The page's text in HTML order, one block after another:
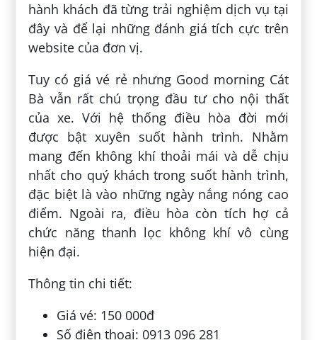
hành khách đã từng trải nghiệm dịch vụ tại
đây và để lại những đánh giá tích cực trên
website của đơn vị.
Tuy có giá vé rẻ nhưng Good morning Cát
Bà vẫn rất chú trọng đầu tư cho nội thất
của xe. Với hệ thống điều hòa đời mới
được bật xuyên suốt hành trình. Nhằm
mang đến không khí thoải mái và dễ chịu
nhất cho quý khách trong suốt hành trình,
đặc biệt là vào những ngày nắng nóng cao
điểm. Ngoài ra, điều hòa còn tích hợ cả
chức năng thanh lọc không khí vô cùng
hiện đại.
Thông tin chi tiết:
Giá vé: 150 000đ
Số điện thoại: 0913 096 281